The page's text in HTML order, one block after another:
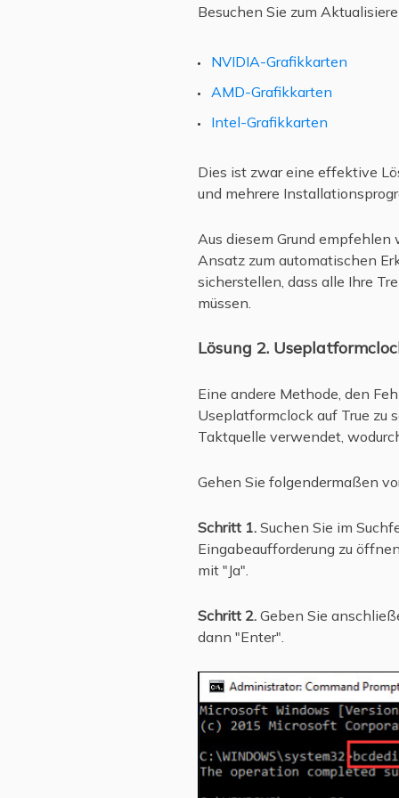
Besuchen Sie zum
NVIDIA-Grafikkarten
AMD-Grafikkarten
Intel-Grafikkarten
Dies ist zwar eine effektive
und mehrere
Aus diesem Grund empfehlen
Ansatz zum automatischen
sicherstellen, dass alle Ihre
müssen.
Lösung 2.
Eine andere Methode, den
Useplatformclock auf True zu
Taktquelle verwendet,
Gehen Sie folgendermaßen
Schritt 1. Suchen Sie im
Eingabeaufforderung zu
mit "Ja".
Schritt 2. Geben Sie
dann "Enter".